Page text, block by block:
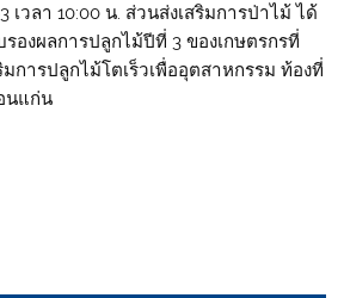
เวลา 10:00 น. ส่วนส่งเสริมการป่าไม้ ได้
องผลการปลูกไม้ปีที่ 3 ของเกษตรกรที่
มการปลูกไม้โตเร็วเพื่ออุตสาหกรรม ท้องที่
นแก่น